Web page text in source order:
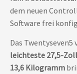
dem neuen
Software frei
Das Twentyseven5
leichteste 27,5-
13,6 Kilogramm